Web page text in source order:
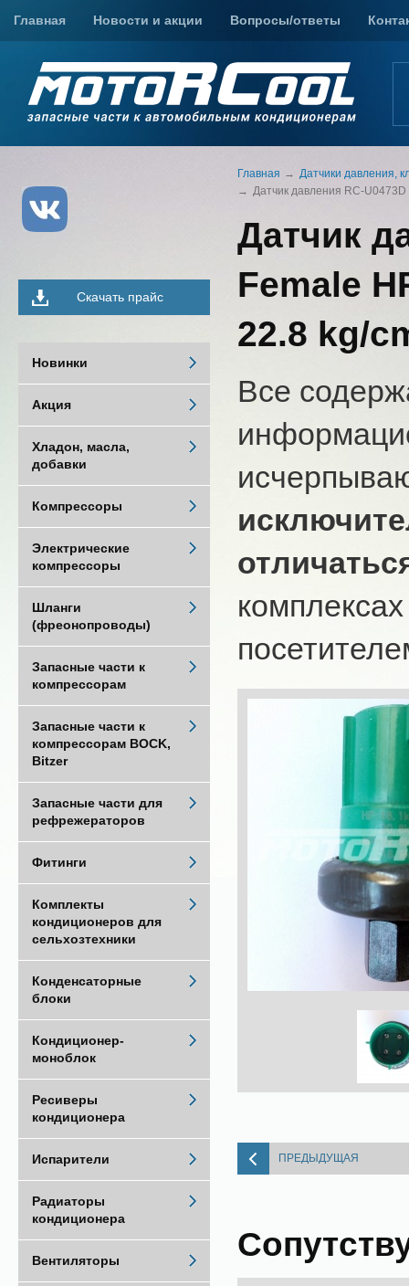
Главная Новости и акции Вопросы/ответы
Главная
Датчики давления,
Датчик давления RC-
Датчик
Female
22.8 kg/
Все
ПРЕДЫДУЩАЯ
Скачать прайс
Новинки
Акция
Хладон, масла,
добавки
Компрессоры
Электрические
компрессоры
Шланги
(фреонопроводы)
Запасные части к
компрессорам
Запасные части к
компрессорам BOCK,
Bitzer
Запасные части для
рефрежераторов
Фитинги
Комплекты
кондиционеров для
сельхозтехники
Конденсаторные
блоки
Кондиционер-
моноблок
Ресиверы
кондиционера
Испарители
Радиаторы
кондиционера
Вентиляторы